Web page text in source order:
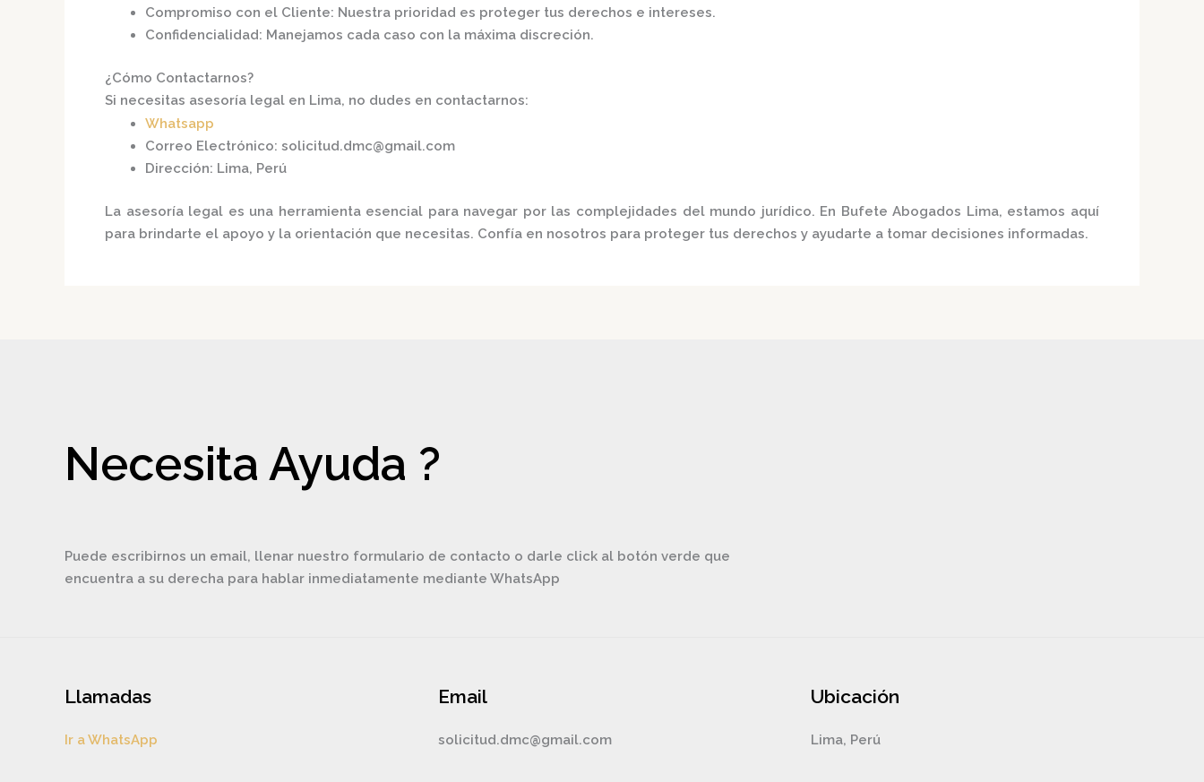
Compromiso con el Cliente: Nuestra prioridad es proteger tus derechos e intereses.
Confidencialidad: Manejamos cada caso con la máxima discreción.​
¿Cómo Contactarnos?
Si necesitas asesoría legal en Lima, no dudes en contactarnos:​
Whatsapp
Correo Electrónico: solicitud.dmc@gmail.com
Dirección: Lima, Perú​
La asesoría legal es una herramienta esencial para navegar por las complejidades del mundo jurídico. En Bufete Abogados Lima, estamos aquí
para brindarte el apoyo y la orientación que necesitas. Confía en nosotros para proteger tus derechos y ayudarte a tomar decisiones informadas.
Necesita Ayuda ?
Puede escribirnos un email, llenar nuestro formulario de contacto o darle click al botón verde que
encuentra a su derecha para hablar inmediatamente mediante WhatsApp
Llamadas
Ir a WhatsApp
Email
solicitud.dmc@gmail.com
Ubicación
Lima, Perú